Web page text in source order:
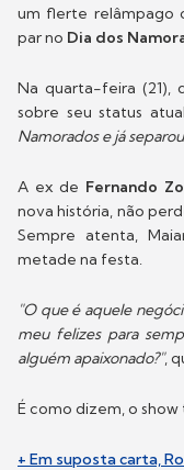
um flerte relâmpago
par no Dia dos
Na quarta-feira (21),
sobre seu status
Namorados e já
A ex de Fernando
nova história, não
Sempre atenta,
metade na festa.
"O que é aquele
meu felizes para
alguém apaixonado?",
É como dizem, o
+ Em suposta carta,